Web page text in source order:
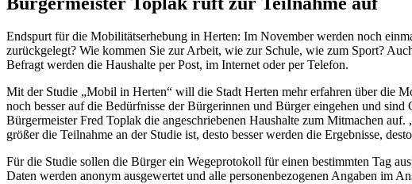
Endspurt für die Mobilitätserhebung in Herten: Im November werden noch
zurückgelegt? Wie kommen Sie zur Arbeit, wie zur Schule, wie zum Sport?
Befragt werden die Haushalte per Post, im Internet oder per Telefon.
Mit der Studie „Mobil in Herten“ will die Stadt Herten mehr erfahren über die
noch besser auf die Bedürfnisse der Bürgerinnen und Bürger eingehen und
Bürgermeister Fred Toplak die angeschriebenen Haushalte zum Mitmachen
größer die Teilnahme an der Studie ist, desto besser werden die Ergebnisse,
Für die Studie sollen die Bürger ein Wegeprotokoll für einen bestimmten Tag
Daten werden anonym ausgewertet und alle personenbezogenen Angaben im